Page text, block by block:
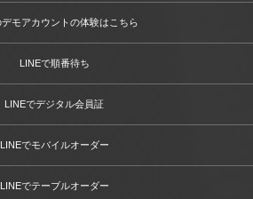
デモアカウントの体験はこちら
LINEで順番待ち
LINEでデジタル会員証
LINEでモバイルオーダー
LINEでテーブルオーダー